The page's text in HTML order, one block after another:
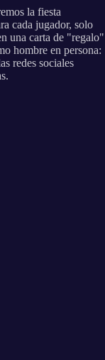
la fiesta
cada jugador, solo
una carta de "regalo"
hombre en persona:
redes sociales